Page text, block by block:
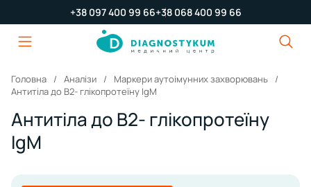
+38 097 400 99 66+38 068 400 99 66
Головна Аналізи
Маркери аутоімунних захворювань
Антитіла до B2- глікопротеїну IgM
Антитіла до B2- глікопротеїну
IgM